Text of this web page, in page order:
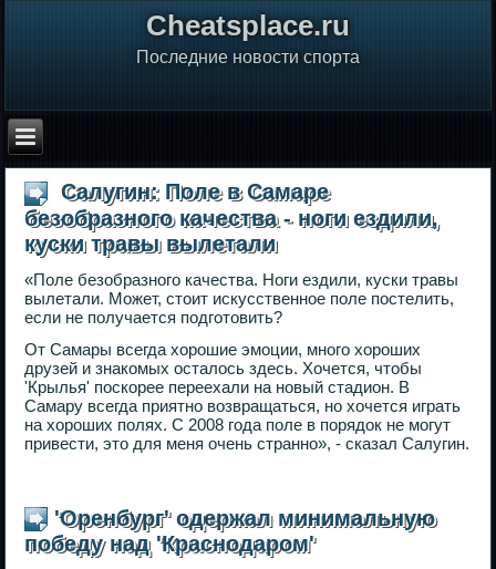
Сheatsplace.ru
Последние новости спорта
Салугин: Поле в Самаре
безобразного качества - ноги ездили,
куски травы вылетали
«Поле безобразного качества. Ноги ездили, куски травы
вылетали. Может, стоит искусственное поле постелить,
если не получается подготовить?
От Самары всегда хорошие эмоции, много хороших
друзей и знакомых осталось здесь. Хочется, чтобы
'Крылья' поскорее переехали на новый стадион. В
Самару всегда приятно возвращаться, но хочется играть
на хороших полях. С 2008 года поле в порядок не могут
привести, это для меня очень странно», - сказал Салугин.
'Оренбург' одержал минимальную
победу над 'Краснодаром'